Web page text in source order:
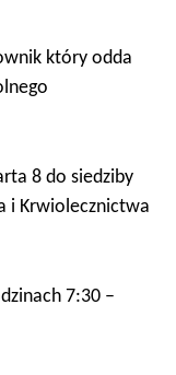
który odda
8 do siedziby
i Krwiolecznictwa
7:30 –